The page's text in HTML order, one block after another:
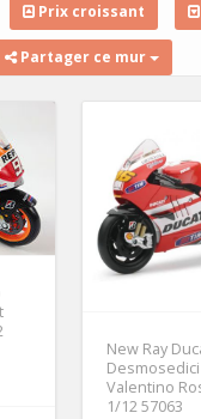
Prix croissant
Partager ce mur
New Ray
Desmosedici
Valentino
1/12 57063